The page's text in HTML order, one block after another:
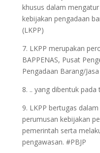
khusus dalam
kebijakan pengadaan
(LKPP)
7. LKPP merupakan
BAPPENAS, Pusat
Pengadaan Barang/
8. .. yang dibentuk pada
9. LKPP bertugas
perumusan kebijakan
pemerintah serta
pengawasan. #PBJP